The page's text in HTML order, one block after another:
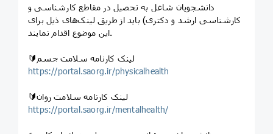
دانشجویان شاغل به تحصیل در مقاطع کارشناسی و
کارشناسی ارشد و دکتری) باید از طریق لینک‌های ذیل برای
این موضوع اقدام نمایند.
🔰لینک کارنامه سلامت جسم
https://portal.saorg.ir/physicalhealth
🔰لینک کارنامه سلامت روان
https://portal.saorg.ir/mentalhealth/